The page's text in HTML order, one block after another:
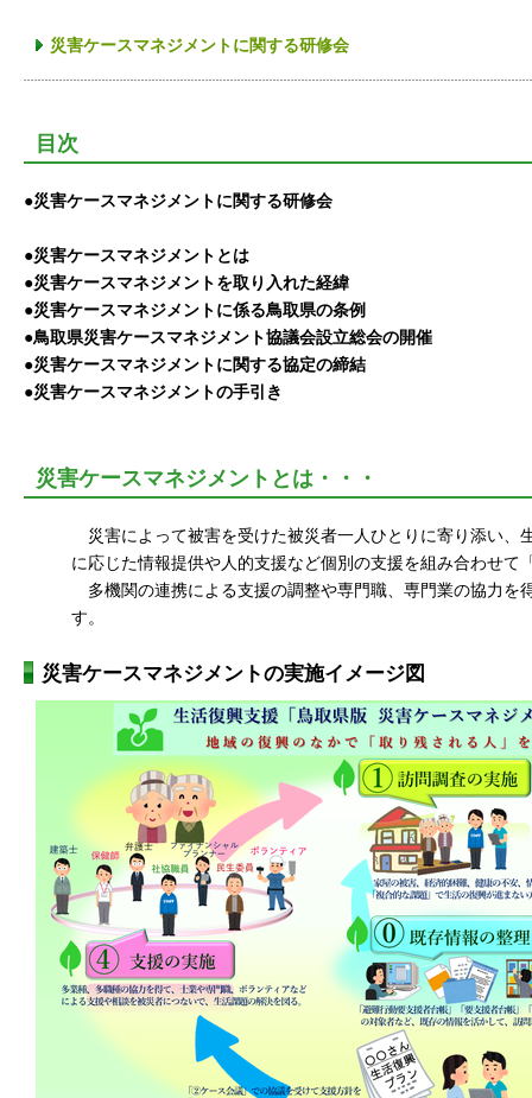
災害ケースマネジメントに関する研修会
目次
●災害ケースマネジメントに関する研修会
●災害ケースマネジメントとは
●災害ケースマネジメントを取り入れた経緯
●災害ケースマネジメントに係る鳥取県の条例
●鳥取県災害ケースマネジメント協議会設立総会の開催
●災害ケースマネジメントに関する協定の締結
●災害ケースマネジメントの手引き
災害ケースマネジメントとは・・・
災害によって被害を受けた被災者一人ひとりに寄り添い
に応じた情報提供や人的支援など個別の支援を組み合わせて
多機関の連携による支援の調整や専門職、専門業の協力を
す。
災害ケースマネジメントの実施イメージ図